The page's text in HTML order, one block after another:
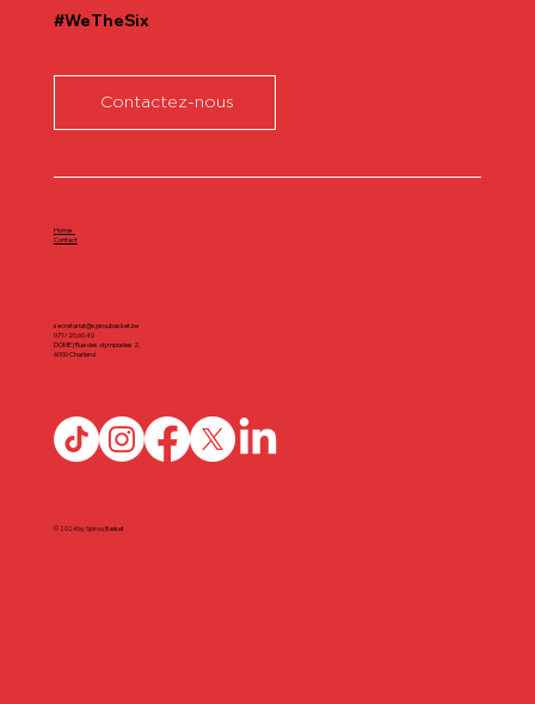
#WeTheSix
Contactez-nous
secretariat@spiroubasket.be
071/20.60.40
DÔME | Rue des olympiades 2,
6000 Charleroi
Home
Contact
© 2024 by Spirou Basket